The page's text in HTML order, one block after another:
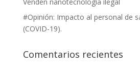
#Opinión: Impacto al personal de
(COVID-19).
Comentarios recientes